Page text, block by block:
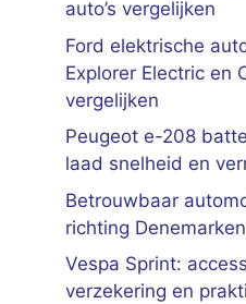
auto’s vergelijken
Ford elektrische
Explorer Electric en
vergelijken
Peugeot e-208
laad snelheid en
Betrouwbaar
richting Denemarken
Vespa Sprint:
verzekering en